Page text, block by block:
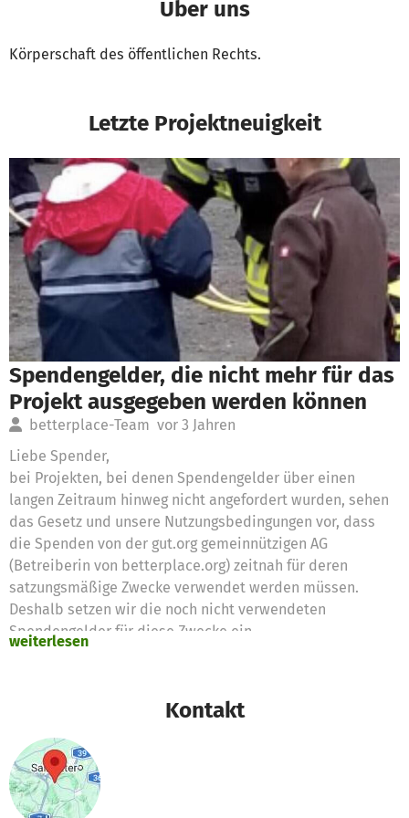
Über uns
Körperschaft des öffentlichen Rechts.
Letzte Projektneuigkeit
Spendengelder, die nicht mehr für das
Projekt ausgegeben werden können
betterplace-Team vor 3 Jahren
Liebe Spender,
bei Projekten, bei denen Spendengelder über einen
langen Zeitraum hinweg nicht angefordert wurden, sehen
das Gesetz und unsere Nutzungsbedingungen vor, dass
die Spenden von der gut.org gemeinnützigen AG
(Betreiberin von betterplace.org) zeitnah für deren
satzungsmäßige Zwecke verwendet werden müssen.
Deshalb setzen wir die noch nicht verwendeten
Spendengelder für diese Zwecke ein
weiterlesen
Kontakt